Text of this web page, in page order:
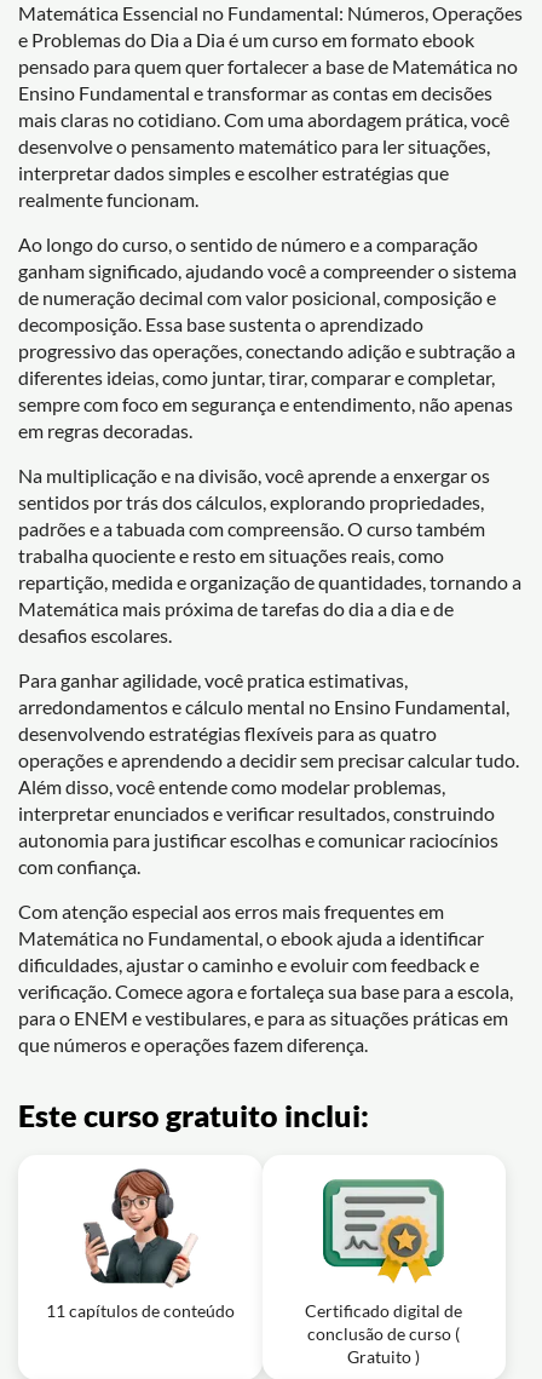
Matemática Essencial no Fundamental: Números, Operações
e Problemas do Dia a Dia é um curso em formato ebook
pensado para quem quer fortalecer a base de Matemática no
Ensino Fundamental e transformar as contas em decisões
mais claras no cotidiano. Com uma abordagem prática, você
desenvolve o pensamento matemático para ler situações,
interpretar dados simples e escolher estratégias que
realmente funcionam.
Ao longo do curso, o sentido de número e a comparação
ganham significado, ajudando você a compreender o sistema
de numeração decimal com valor posicional, composição e
decomposição. Essa base sustenta o aprendizado
progressivo das operações, conectando adição e subtração a
diferentes ideias, como juntar, tirar, comparar e completar,
sempre com foco em segurança e entendimento, não apenas
em regras decoradas.
Na multiplicação e na divisão, você aprende a enxergar os
sentidos por trás dos cálculos, explorando propriedades,
padrões e a tabuada com compreensão. O curso também
trabalha quociente e resto em situações reais, como
repartição, medida e organização de quantidades, tornando a
Matemática mais próxima de tarefas do dia a dia e de
desafios escolares.
Para ganhar agilidade, você pratica estimativas,
arredondamentos e cálculo mental no Ensino Fundamental,
desenvolvendo estratégias flexíveis para as quatro
operações e aprendendo a decidir sem precisar calcular tudo.
Além disso, você entende como modelar problemas,
interpretar enunciados e verificar resultados, construindo
autonomia para justificar escolhas e comunicar raciocínios
com confiança.
Com atenção especial aos erros mais frequentes em
Matemática no Fundamental, o ebook ajuda a identificar
dificuldades, ajustar o caminho e evoluir com feedback e
verificação. Comece agora e fortaleça sua base para a escola,
para o ENEM e vestibulares, e para as situações práticas em
que números e operações fazem diferença.
Este curso gratuito inclui:
11 capítulos de conteúdo
Certificado digital de
conclusão de curso (
Gratuito )